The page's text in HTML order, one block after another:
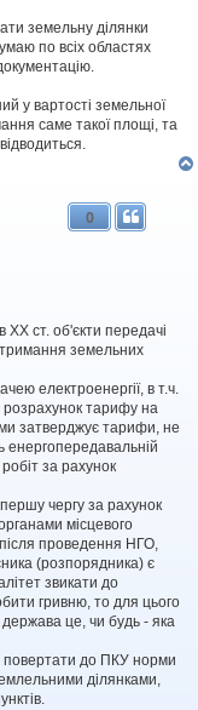
земельну ділянки
по всіх областях
у вартості земельної
саме такої площі, та
0
ХХ ст. об'єкти передачі
земельних
електроенергії, в т.ч.
розрахунок тарифу на
затверджує тарифи, не
енергопередавальній
за рахунок
чергу за рахунок
місцевого
проведення НГО,
(розпорядника) є
звикати до
гривню, то для цього
це, чи будь - яка
повертати до ПКУ норми
ділянками,